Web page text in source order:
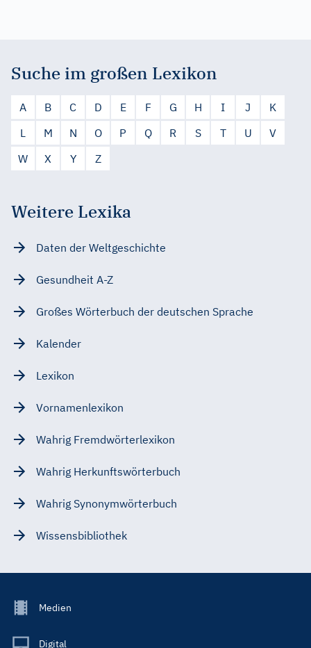
Suche im großen Lexikon
A B C D E F G H I J
K
L
M N O P Q R S T U
V
W
X Y Z
Weitere Lexika
Daten der Weltgeschichte
Gesundheit A-Z
Großes Wörterbuch der deutschen Sprache
Kalender
Lexikon
Vornamenlexikon
Wahrig Fremdwörterlexikon
Wahrig Herkunftswörterbuch
Wahrig Synonymwörterbuch
Wissensbibliothek
Footer
Main
Medien
Digital